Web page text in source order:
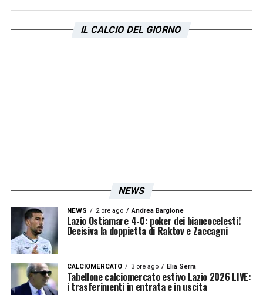
Maldini
Nonostante il passo falso, l’ambiente
protagonismo che è mancato in questa notte
romana.
LA PLAYLIST DELLE NOSTRE TOP NEWS
IL CALCIO DEL GIORNO
NEWS
NEWS 2 ore ago Andrea Bargione
Lazio Ostiamare 4-0: poker dei biancocelesti!
Decisiva la doppietta di Raktov e Zaccagni
CALCIOMERCATO 3 ore ago Elia Serra
Tabellone calciomercato estivo Lazio 2026 LIVE:
i trasferimenti in entrata e in uscita